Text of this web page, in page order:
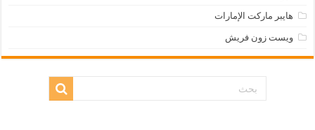
هايبر ماركت الإمارات
ويست زون فريش